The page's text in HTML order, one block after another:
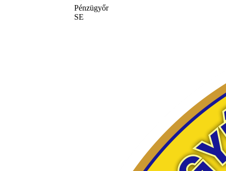
Pénzügyőr
SE